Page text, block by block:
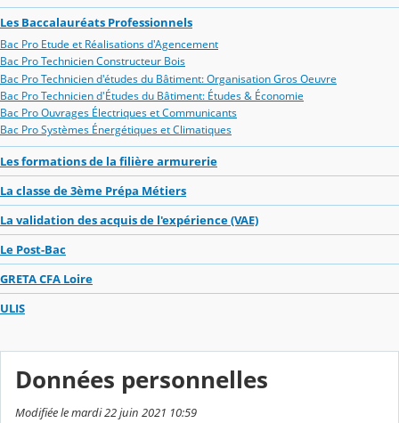
Les Baccalauréats Professionnels
Bac Pro Etude et Réalisations d'Agencement
Bac Pro Technicien Constructeur Bois
Bac Pro Technicien d'études du Bâtiment: Organisation Gros Oeuvre
Bac Pro Technicien d'Études du Bâtiment: Études & Économie
Bac Pro Ouvrages Électriques et Communicants
Bac Pro Systèmes Énergétiques et Climatiques
Les formations de la filière armurerie
La classe de 3ème Prépa Métiers
La validation des acquis de l'expérience (VAE)
Le Post-Bac
GRETA CFA Loire
ULIS
Données personnelles
Modifiée le mardi 22 juin 2021 10:59